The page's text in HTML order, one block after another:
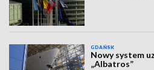
GDAŃSK
Nowy system
„Albatros”